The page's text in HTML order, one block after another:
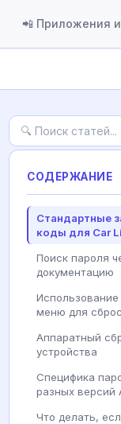
📲 Приложения
СОДЕРЖАНИЕ
Стандартные
коды для Car
Поиск пароля
документацию
меню для
Аппаратный
устройства
Специфика
разных версий
Что делать,